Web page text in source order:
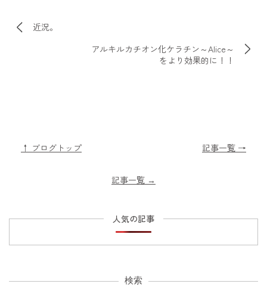
近況。
アルキルカチオン化ケラチン～Alice～
をより効果的に！！
↑ ブログトップ 記事一覧 →
記事一覧 →
人気の記事
検索